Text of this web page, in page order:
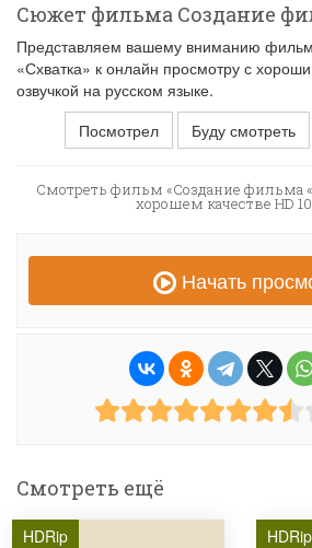
Сюжет фильма Создание
Представляем вашему вниманию
«Схватка» к онлайн просмотру с
озвучкой на русском языке.
Посмотрел
Буду смотреть
Смотреть фильм «Создание фильма
хорошем качестве HD
Начать
Смотреть ещё
HDRip HDRip